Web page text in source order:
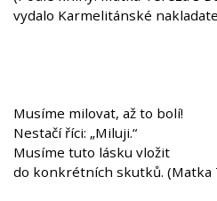
vydalo Karmelitánské
Musíme milovat, až to bolí!
Nestačí říci: „Miluji.“
Musíme tuto lásku vložit
do konkrétních skutků. (Matka